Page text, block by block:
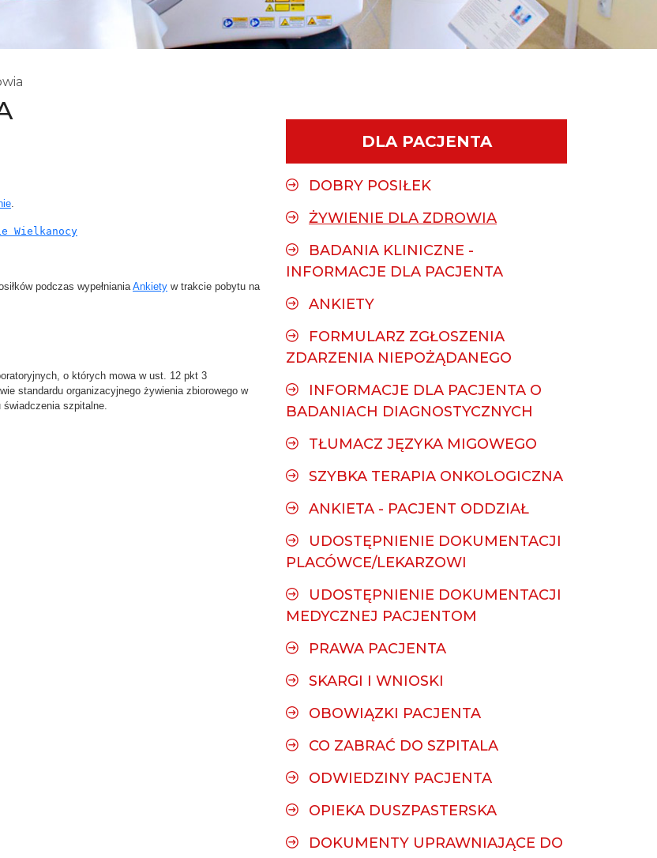
.
Wielkanocy
podczas wypełnianiaAnkiety w trakcie pobytu na
o których mowa w ust. 12 pkt 3
standardu organizacyjnego żywienia zbiorowego w
szpitalne.
DLA PACJENTA
DOBRY POSIŁEK
ŻYWIENIE DLA ZDROWIA
BADANIA KLINICZNE -
INFORMACJE DLA PACJENTA
ANKIETY
FORMULARZ ZGŁOSZENIA
ZDARZENIA NIEPOŻĄDANEGO
INFORMACJE DLA PACJENTA O
BADANIACH DIAGNOSTYCZNYCH
TŁUMACZ JĘZYKA MIGOWEGO
SZYBKA TERAPIA ONKOLOGICZNA
ANKIETA - PACJENT ODDZIAŁ
UDOSTĘPNIENIE DOKUMENTACJI
PLACÓWCE/LEKARZOWI
UDOSTĘPNIENIE DOKUMENTACJI
MEDYCZNEJ PACJENTOM
PRAWA PACJENTA
SKARGI I WNIOSKI
OBOWIĄZKI PACJENTA
CO ZABRAĆ DO SZPITALA
ODWIEDZINY PACJENTA
OPIEKA DUSZPASTERSKA
DOKUMENTY UPRAWNIAJĄCE DO